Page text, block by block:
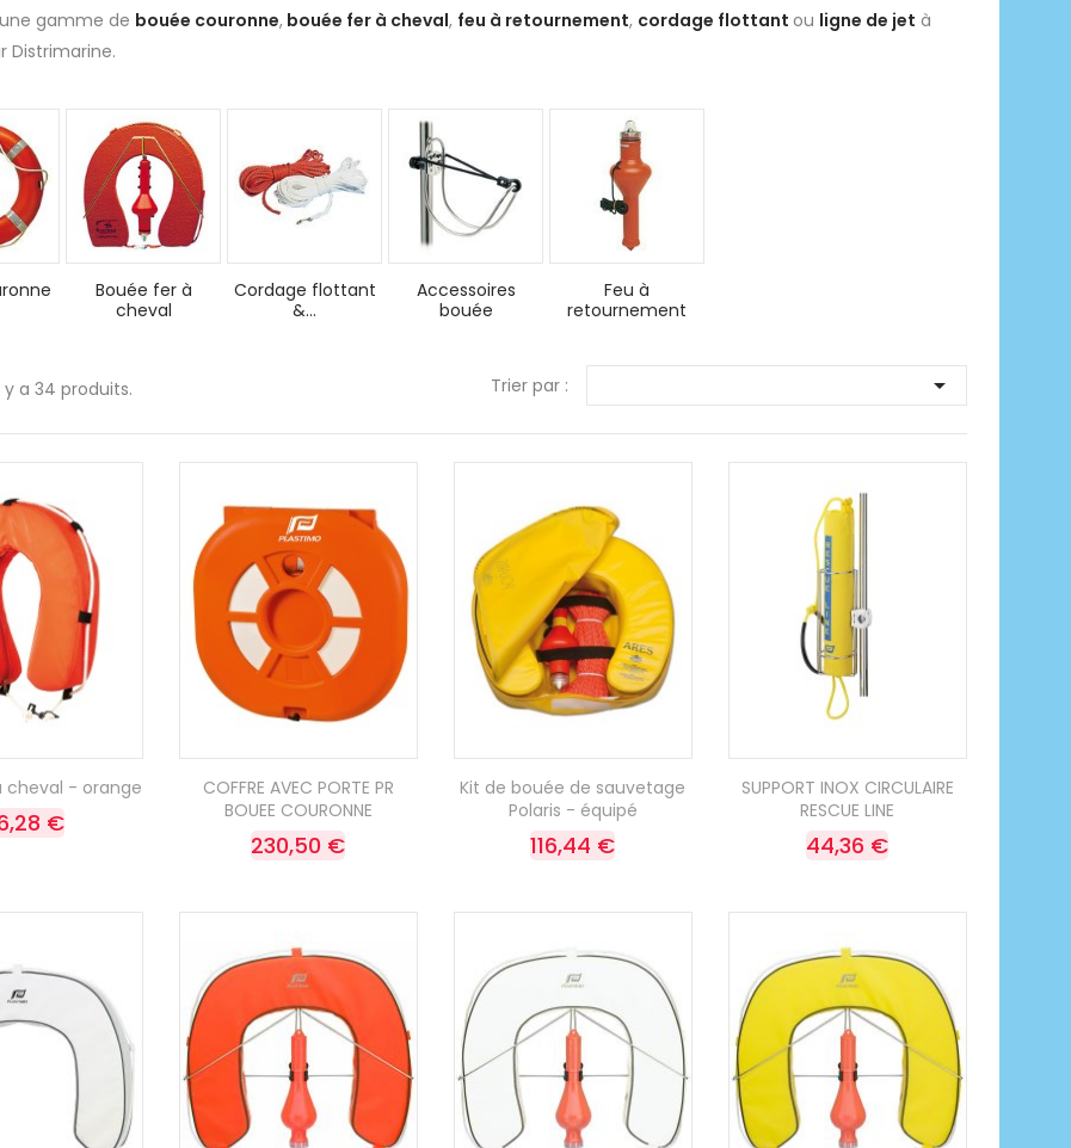
gamme de bouée couronne, bouée fer à cheval, feu à retournement, cordage flottant ou ligne de jet à
Distrimarine.
Bouée fer à
cheval
Cordage flottant
&...
Accessoires
bouée
Feu à
retournement
y a 34 produits. Trier par : 
cheval - orange
€
COFFRE AVEC PORTE PR
BOUEE COURONNE
230,50 €
Kit de bouée de sauvetage
Polaris - équipé
116,44 €
SUPPORT INOX CIRCULAIRE
RESCUE LINE
44,36 €